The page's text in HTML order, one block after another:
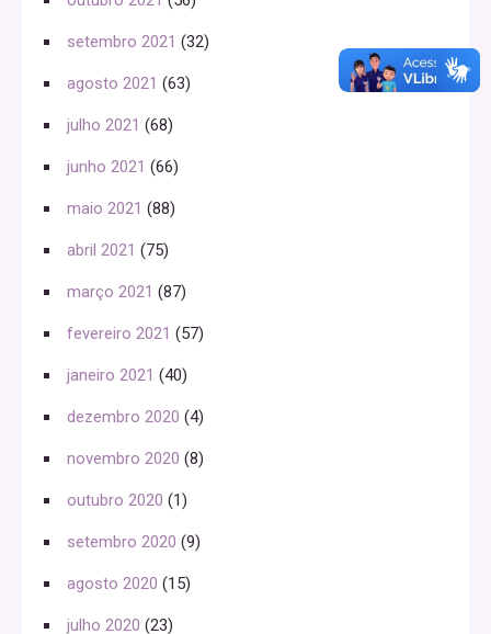
setembro 2021 (32)
agosto 2021 (63)
julho 2021 (68)
junho 2021 (66)
maio 2021 (88)
abril 2021 (75)
março 2021 (87)
fevereiro 2021 (57)
janeiro 2021 (40)
dezembro 2020 (4)
novembro 2020 (8)
outubro 2020 (1)
setembro 2020 (9)
agosto 2020 (15)
julho 2020 (23)